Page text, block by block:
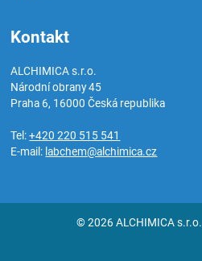
Kontakt
ALCHIMICA s.r.o.
Národní obrany 45
Praha 6, 16000Česká republika
Tel:+420 220 515 541
E-mail: labchem@alchimica.cz
© 2026 ALCHIMICA s.r.o.